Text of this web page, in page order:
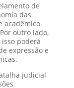
de
das
acadêmico
outro lado,
poderá
expressão e
judicial